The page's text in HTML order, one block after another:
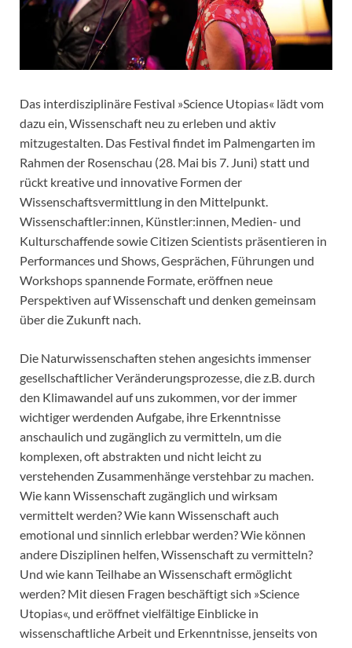
Das interdisziplinäre Festival »Science Utopias« lädt vom
dazu ein, Wissenschaft neu zu erleben und aktiv
mitzugestalten. Das Festival findet im Palmengarten im
Rahmen der Rosenschau (28. Mai bis 7. Juni) statt und
rückt kreative und innovative Formen der
Wissenschaftsvermittlung in den Mittelpunkt.
Wissenschaftler:innen, Künstler:innen, Medien- und
Kulturschaffende sowie Citizen Scientists präsentieren in
Performances und Shows, Gesprächen, Führungen und
Workshops spannende Formate, eröffnen neue
Perspektiven auf Wissenschaft und denken gemeinsam
über die Zukunft nach.
Die Naturwissenschaften stehen angesichts immenser
gesellschaftlicher Veränderungsprozesse, die z.B. durch
den Klimawandel auf uns zukommen, vor der immer
wichtiger werdenden Aufgabe, ihre Erkenntnisse
anschaulich und zugänglich zu vermitteln, um die
komplexen, oft abstrakten und nicht leicht zu
verstehenden Zusammenhänge verstehbar zu machen.
Wie kann Wissenschaft zugänglich und wirksam
vermittelt werden? Wie kann Wissenschaft auch
emotional und sinnlich erlebbar werden? Wie können
andere Disziplinen helfen, Wissenschaft zu vermitteln?
Und wie kann Teilhabe an Wissenschaft ermöglicht
werden? Mit diesen Fragen beschäftigt sich »Science
Utopias«, und eröffnet vielfältige Einblicke in
wissenschaftliche Arbeit und Erkenntnisse, jenseits von